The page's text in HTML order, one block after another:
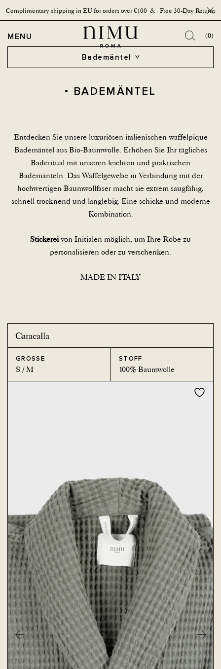
Complimentary shipping in EU for orders over €100 & Free 30-Day Returns
OPEN MENU
MENU (0)
Bademäntel
BADEMÄNTEL
Entdecken Sie unsere luxuriösen italienischen waffelpique
Bademäntel aus Bio-Baumwolle. Erhöhen Sie Ihr tägliches
Baderitual mit unseren leichten und praktischen
Bademänteln. Das Waffelgewebe in Verbindung mit der
hochwertigen Baumwollfaser macht sie extrem saugfähig,
schnell trocknend und langlebig. Eine schicke und moderne
Kombination.
Stickereivon Initialen möglich, um Ihre Robe zu
personalisieren oder zu verschenken.
MADE IN ITALY
Caracalla
GRÖSSE
S / M
STOFF
100% Baumwolle